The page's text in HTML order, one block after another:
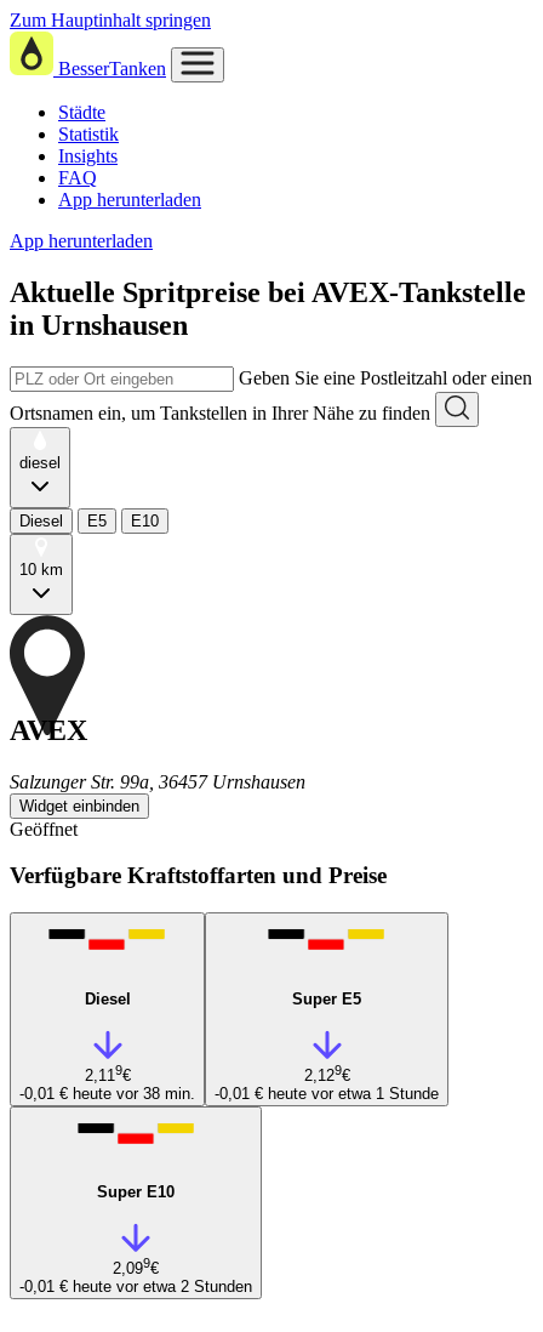
Zum Hauptinhalt springen
BesserTanken
Städte
Statistik
Insights
FAQ
App herunterladen
App herunterladen
Aktuelle Spritpreise bei AVEX-Tankstelle
in Urnshausen
Geben Sie eine Postleitzahl oder einen
Ortsnamen ein, um Tankstellen in Ihrer Nähe zu finden
diesel
Diesel E5 E10
10 km
AVEX
Salzunger Str. 99a, 36457 Urnshausen
Widget einbinden
Geöffnet
Verfügbare Kraftstoffarten und Preise
Diesel
2,119€
-0,01 € heute vor 38 min.
Super E5
2,129€
-0,01 € heute vor etwa 1 Stunde
Super E10
2,099€
-0,01 € heute vor etwa 2 Stunden